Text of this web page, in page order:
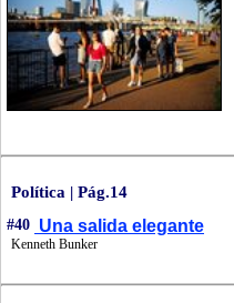
Política | Pág.14
#40 Una salida elegante
Kenneth Bunker